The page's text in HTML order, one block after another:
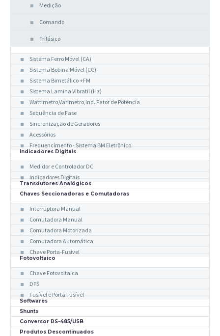
Medição
Comando
Trifásico
Sistema Ferro Móvel (CA)
Sistema Bobina Móvel (CC)
Sistema Bimetálico +FM
Sistema Lamina Vibratil (Hz)
Wattimetro,Varimetro,Ind. Fator de Potência
Sequência de Fase
Sincronização de Geradores
Acessórios
Frequencímento - Sistema BM Eletrônico
Indicadores Digitais
Medidor e Controlador DC
Indicadores Digitais
Transdutores Analógicos
Chaves Seccionadoras e Comutadoras
Interruptora Manual
Comutadora Manual
Comutadora Motorizada
Comutadora Automática
Chave Porta-Fusível
Fotovoltaico
Chave Fotovoltaica
DPS
Fusível e Porta Fusível
Softwares
Shunts
Conversor RS-485/USB
Produtos Descontinuados